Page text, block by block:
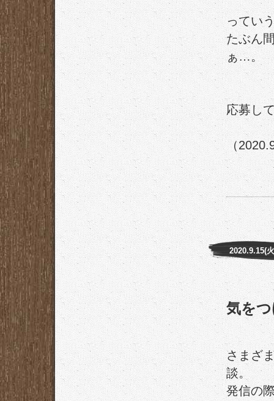
ってい
たぶん
ぁ…。
応募し
（
2020.9.15(
気を
さまざ
談。
発信の